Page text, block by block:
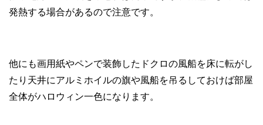
発熱する場合があるので注意です。
他にも画用紙やペンで装飾したドクロの風船を床に転がし
たり天井にアルミホイルの旗や風船を吊るしておけば部屋
全体がハロウィン一色になります。